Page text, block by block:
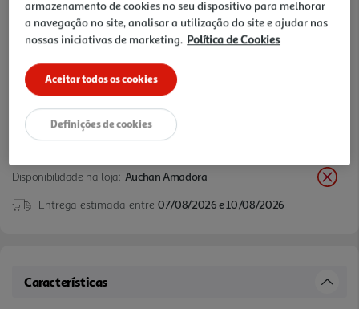
a
mesma
página.
4,49 €
+10% DESC. IMEDIATO PET CLUB
10% de desconto imediato exclusivo para membros do
Pet Club em artigos de marcas especialistas da categoria
O Meu Pet.
Disponibilidade na loja: Auchan Amadora
Entrega estimada entre 07/08/2026 e 10/08/2026
Características
armazenamento de cookies no seu dispositivo para melhorar
a navegação no site, analisar a utilização do site e ajudar nas
nossas iniciativas de marketing. Política de Cookies
Aceitar todos os cookies
Definições de cookies